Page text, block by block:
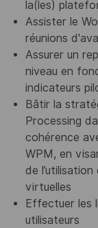
la(les)
Assister le
réunions
Assurer un
niveau en
indicateurs
Bâtir la
Processing
cohérence
WPM, en
de
virtuelles
Effectuer les
utilisateurs